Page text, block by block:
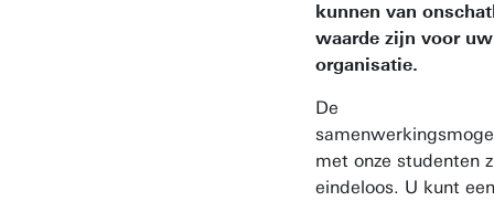
kunnen van
waarde zijn voor
organisatie.
De
met onze studenten
eindeloos. U kunt